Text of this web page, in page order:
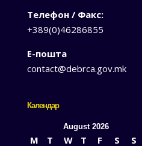
Телефон / Факс:
+389(0)46286855
Е-пошта
contact@debrca.gov.mk
Календар
August 2026
M T W T F S
S